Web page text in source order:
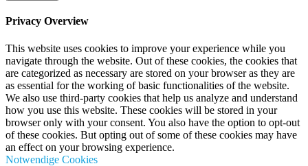
Privacy Overview
This website uses cookies to improve your experience while you
navigate through the website. Out of these cookies, the cookies that
are categorized as necessary are stored on your browser as they are
as essential for the working of basic functionalities of the website.
We also use third-party cookies that help us analyze and understand
how you use this website. These cookies will be stored in your
browser only with your consent. You also have the option to opt-out
of these cookies. But opting out of some of these cookies may have
an effect on your browsing experience.
Notwendige Cookies